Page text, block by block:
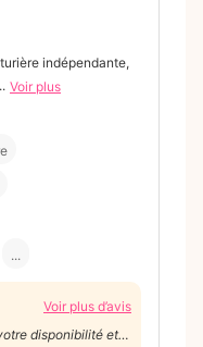
indépendante,
Voir plus
...
Voir plus d’avis
disponibilité et